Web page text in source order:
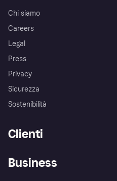
Chi siamo
Careers
Legal
Press
Privacy
Sicurezza
Sostenibilità
Clienti
Assistenza
Business